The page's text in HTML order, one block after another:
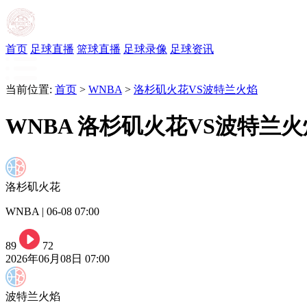
首页 足球直播 篮球直播 足球录像 足球资讯
当前位置: 首页 > WNBA > 洛杉矶火花VS波特兰火焰
WNBA 洛杉矶火花VS波特兰
洛杉矶火花
WNBA | 06-08 07:00
89
72
2026年06月08日 07:00
波特兰火焰